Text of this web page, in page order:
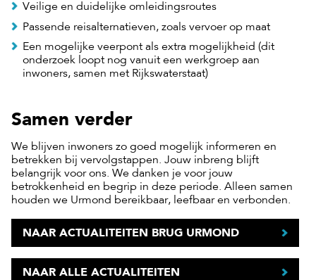
Veilige en duidelijke omleidingsroutes
Passende reisalternatieven, zoals vervoer op maat
Een mogelijke veerpont als extra mogelijkheid (dit
onderzoek loopt nog vanuit een werkgroep aan
inwoners, samen met Rijkswaterstaat)
Samen verder
We blijven inwoners zo goed mogelijk informeren en
betrekken bij vervolgstappen. Jouw inbreng blijft
belangrijk voor ons. We danken je voor jouw
betrokkenheid en begrip in deze periode. Alleen samen
houden we Urmond bereikbaar, leefbaar en verbonden.
NAAR ACTUALITEITEN BRUG URMOND
NAAR ALLE ACTUALITEITEN